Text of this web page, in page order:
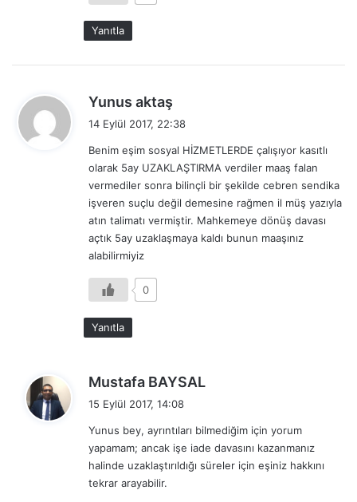
Yanıtla
Yunus aktaş
i
k
:
14 Eylül 2017, 22:38
Benim eşim sosyal HİZMETLERDE çalışıyor kasıtlı
olarak 5ay UZAKLAŞTIRMA verdiler maaş falan
vermediler sonra bilinçli bir şekilde cebren sendika
işveren suçlu değil demesine rağmen il müş yazıyla
atın talimatı vermiştir. Mahkemeye dönüş davası
açtık 5ay uzaklaşmaya kaldı bunun maaşınız
alabilirmiyiz
0
Yanıtla
Mustafa BAYSAL
i
k
i
15 Eylül 2017, 14:08
Yunus bey, ayrıntıları bilmediğim için yorum
yapamam; ancak işe iade davasını kazanmanız
halinde uzaklaştırıldığı süreler için eşiniz hakkını
tekrar arayabilir.